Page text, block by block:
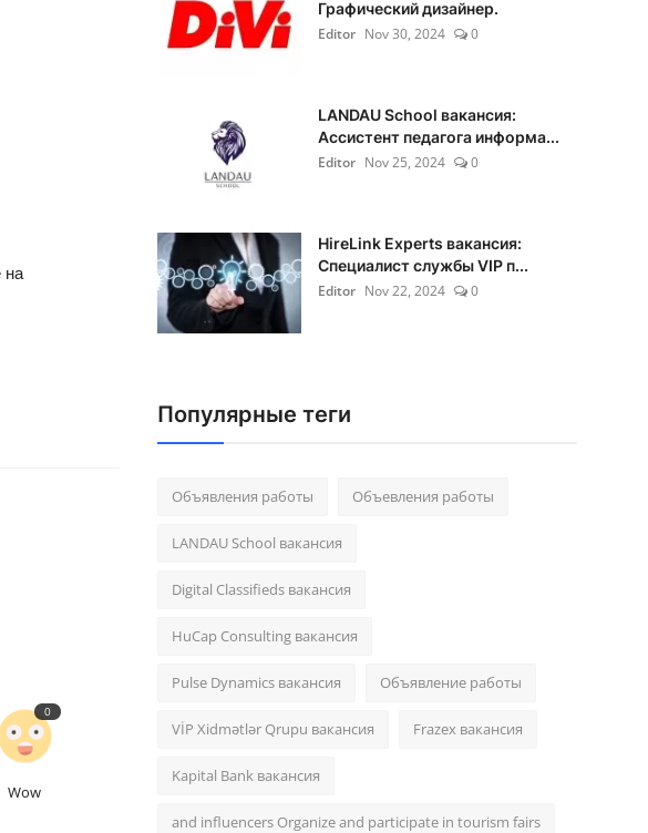
на
0
Wow
Графический дизайнер.
Editor Nov 30, 2024 0
LANDAU School вакансия:
Ассистент педагога информа...
Editor Nov 25, 2024 0
HireLink Experts вакансия:
Специалист службы VIP п...
Editor Nov 22, 2024 0
Популярные теги
Объявления работы Объевления работы
LANDAU School вакансия
Digital Classifieds вакансия
HuCap Consulting вакансия
Pulse Dynamics вакансия Объявление работы
VİP Xidmətlər Qrupu вакансия Frazex вакансия
Kapital Bank вакансия
and influencers Organize and participate in tourism fairs